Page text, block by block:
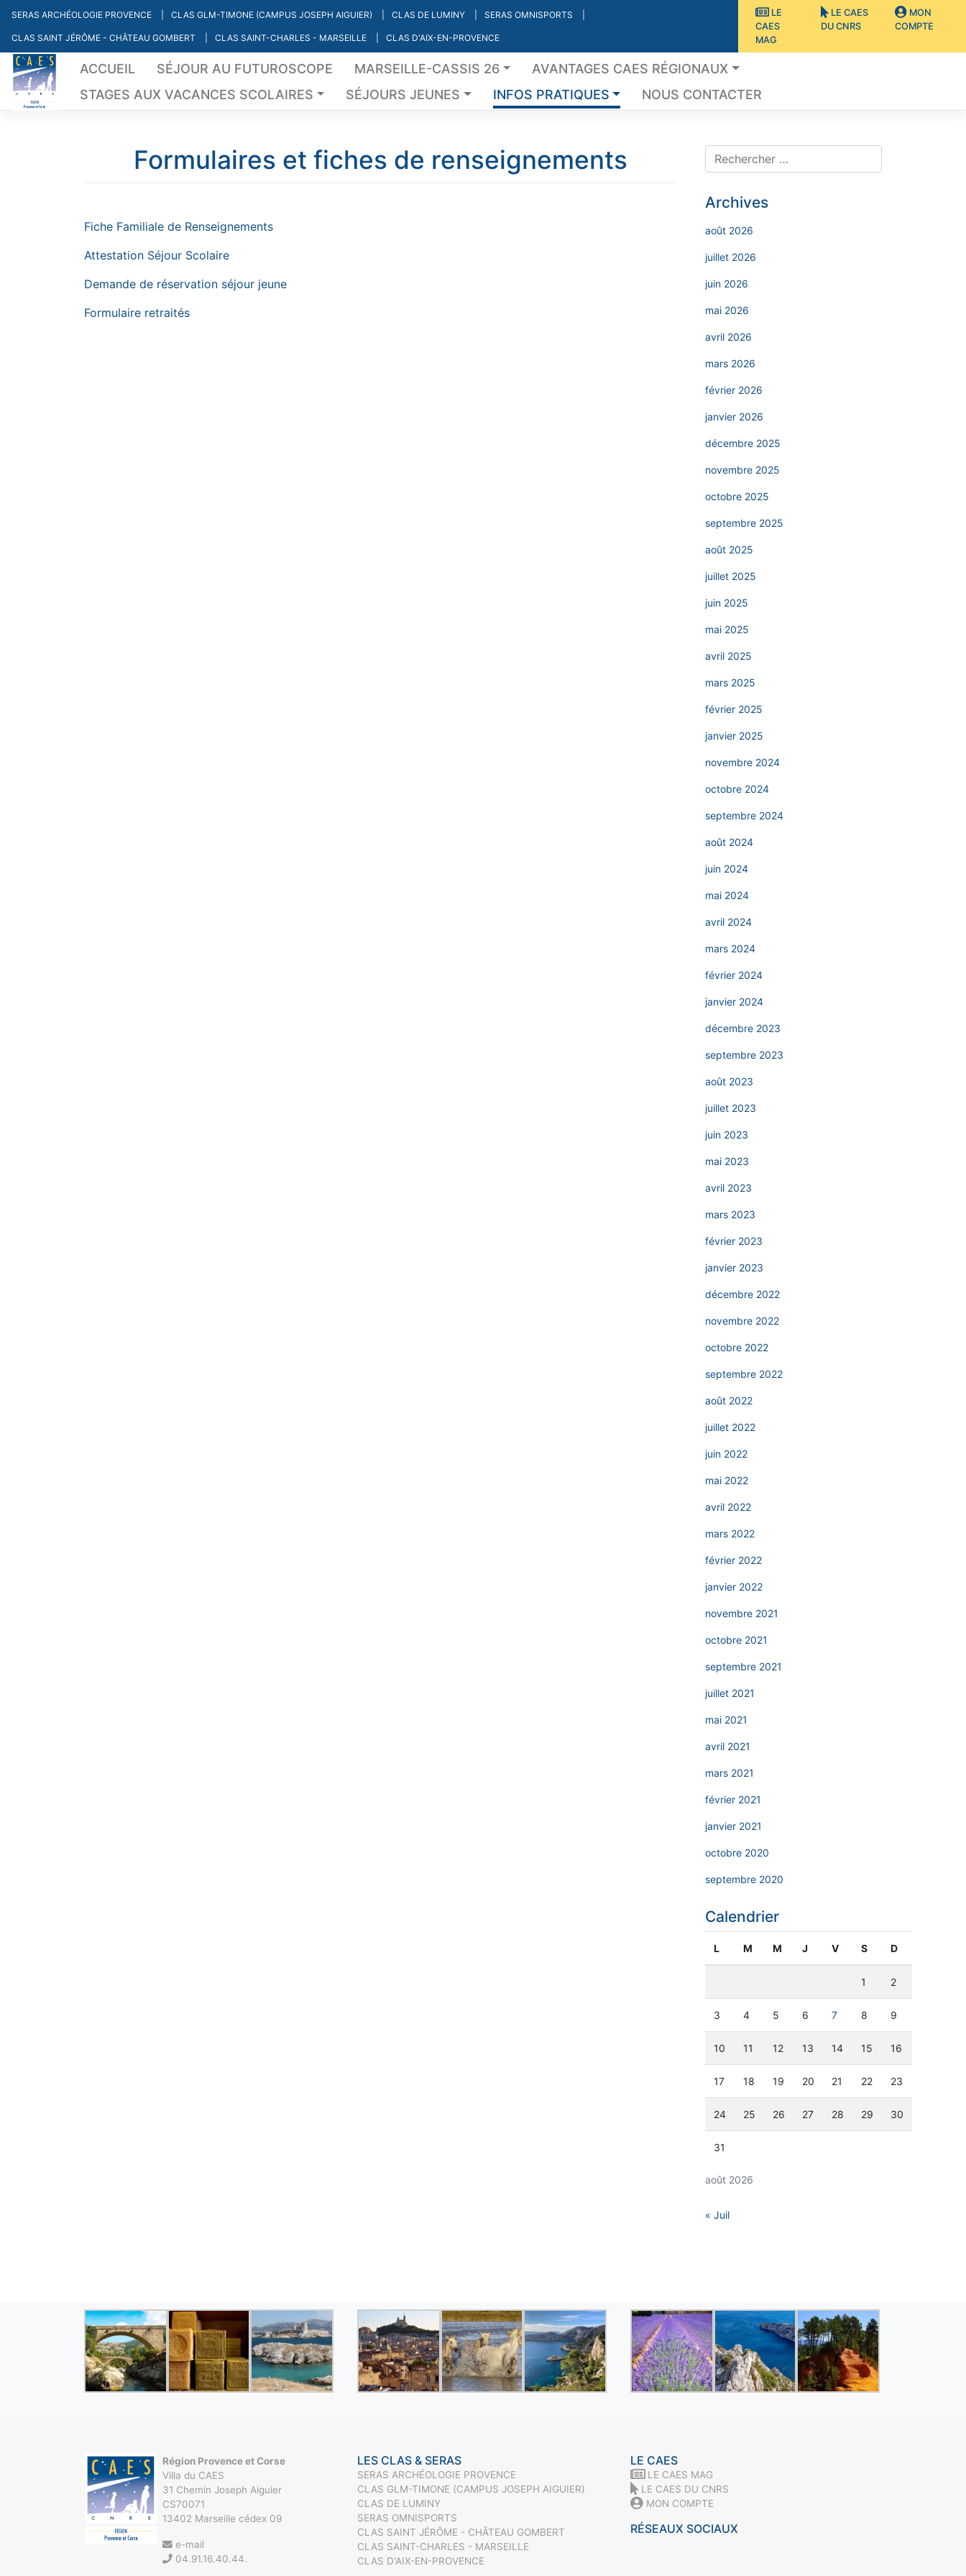
Skip
content
SERAS ARCHÉOLOGIE PROVENCE CLAS GLM-TIMONE (CAMPUS JOSEPH AIGUIER) CLAS DE LUMINY SERAS OMNISPORTS
CLAS SAINT JÉRÔME - CHÂTEAU GOMBERT CLAS SAINT-CHARLES - MARSEILLE CLAS D'AIX-EN-PROVENCE
LE
CAES
MAG
LE CAES
DU CNRS
MON
COMPTE
ACCUEIL SÉJOUR AU FUTUROSCOPE MARSEILLE-CASSIS 26
AVANTAGES CAES RÉGIONAUX
STAGES AUX VACANCES SCOLAIRES
SÉJOURS JEUNES INFOS PRATIQUES NOUS CONTACTER
Formulaires et fiches de renseignements
Fiche Familiale de Renseignements
Attestation Séjour Scolaire
Demande de réservation séjour jeune
Formulaire retraités
Archives
août 2026
juillet 2026
juin 2026
mai 2026
avril 2026
mars 2026
février 2026
janvier 2026
décembre 2025
novembre 2025
octobre 2025
septembre 2025
août 2025
juillet 2025
juin 2025
mai 2025
avril 2025
mars 2025
février 2025
janvier 2025
novembre 2024
octobre 2024
septembre 2024
août 2024
juin 2024
mai 2024
avril 2024
mars 2024
février 2024
janvier 2024
décembre 2023
septembre 2023
août 2023
juillet 2023
juin 2023
mai 2023
avril 2023
mars 2023
février 2023
janvier 2023
décembre 2022
novembre 2022
octobre 2022
septembre 2022
août 2022
juillet 2022
juin 2022
mai 2022
avril 2022
mars 2022
février 2022
janvier 2022
novembre 2021
octobre 2021
septembre 2021
juillet 2021
mai 2021
avril 2021
mars 2021
février 2021
janvier 2021
octobre 2020
septembre 2020
Calendrier
août 2026
L M M J V S D
1 2
3 4 5 6 7 8 9
10 11 12 13 14 15 16
17 18 19 20 21 22 23
24 25 26 27 28 29 30
31
« Juil
Région Provence et Corse
Villa du CAES
31 Chemin Joseph Aiguier
CS70071
13402 Marseille cédex 09
e-mail
04.91.16.40.44.
LES CLAS & SERAS
SERAS ARCHÉOLOGIE PROVENCE
CLAS GLM-TIMONE (CAMPUS JOSEPH AIGUIER)
CLAS DE LUMINY
SERAS OMNISPORTS
CLAS SAINT JÉRÔME - CHÂTEAU GOMBERT
CLAS SAINT-CHARLES - MARSEILLE
CLAS D'AIX-EN-PROVENCE
LE CAES
LE CAES MAG
LE CAES DU CNRS
MON COMPTE
RÉSEAUX SOCIAUX